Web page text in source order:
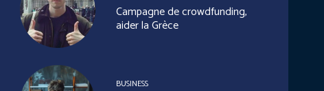
Campagne de crowdfunding,
aider la Grèce
BUSINESS